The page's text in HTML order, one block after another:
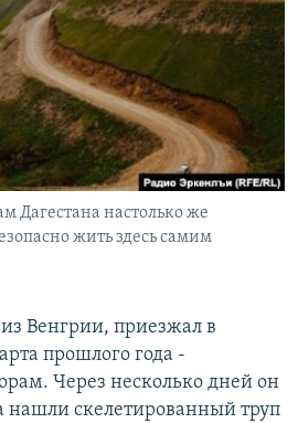
Дагестана настолько же
жить здесь самим
Венгрии, приезжал в
прошлого года -
Через несколько дней он
нашли скелетированный труп